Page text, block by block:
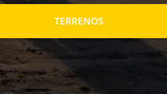
TERRENOS